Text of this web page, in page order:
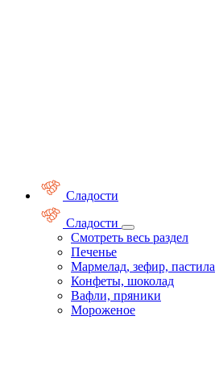
Сладости
Сладости
Смотреть весь раздел
Печенье
Мармелад, зефир, пастила
Конфеты, шоколад
Вафли, пряники
Мороженое